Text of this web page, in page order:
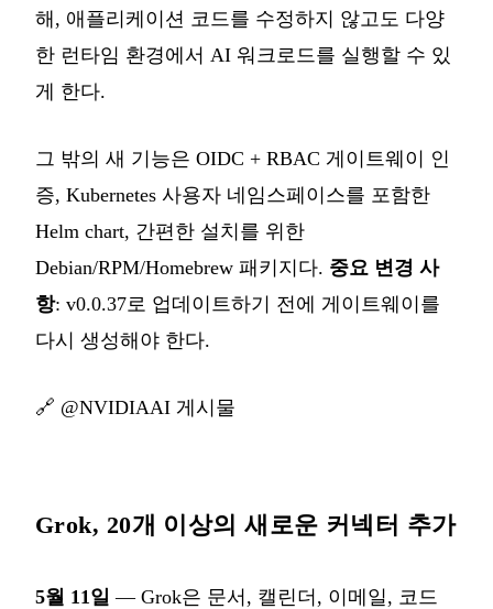
해, 애플리케이션 코드를 수정하지 않고도 다양
한 런타임 환경에서 AI 워크로드를 실행할 수 있
게 한다.
그 밖의 새 기능은 OIDC + RBAC 게이트웨이 인
증, Kubernetes 사용자 네임스페이스를 포함한
Helm chart, 간편한 설치를 위한
Debian/RPM/Homebrew 패키지다. 중요 변경 사
항: v0.0.37로 업데이트하기 전에 게이트웨이를
다시 생성해야 한다.
🔗 @NVIDIAAI 게시물
Grok, 20개 이상의 새로운 커넥터 추가
5월 11일 — Grok은 문서, 캘린더, 이메일, 코드